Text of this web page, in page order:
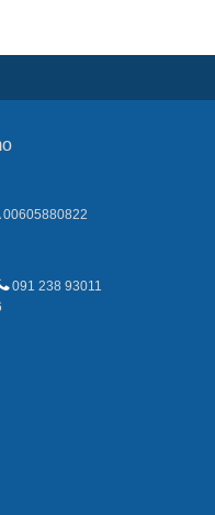
00605880822
091 238 93011